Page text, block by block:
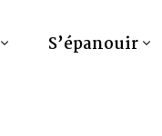
S’épanouir